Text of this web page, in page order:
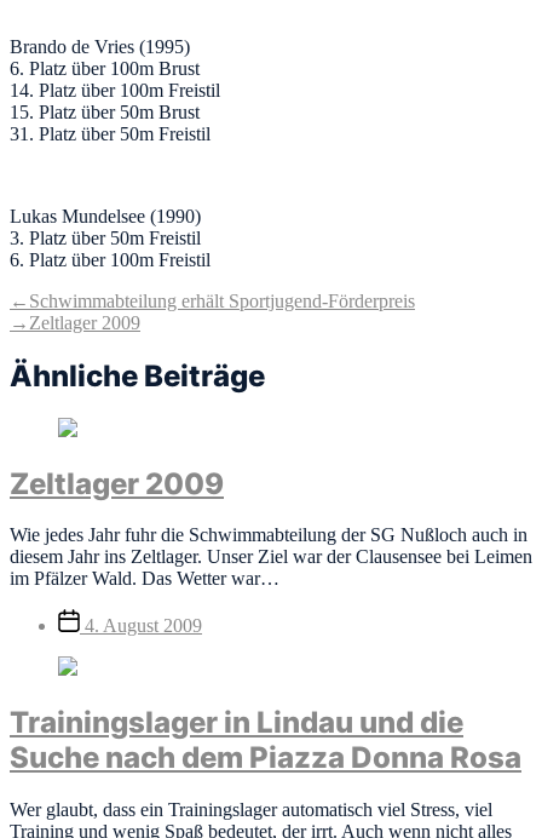
Brando de Vries (1995)
6. Platz über 100m Brust
14. Platz über 100m Freistil
15. Platz über 50m Brust
31. Platz über 50m Freistil
Lukas Mundelsee (1990)
3. Platz über 50m Freistil
6. Platz über 100m Freistil
Beitragsnavigation
← Vorheriger
Beitrag:
Schwimmabteilung erhält Sportjugend-Förderpreis
→ Nächster
Zeltlager 2009
Ähnliche Beiträge
Zeltlager 2009
Wie jedes Jahr fuhr die Schwimmabteilung der SG Nußloch auch in
diesem Jahr ins Zeltlager. Unser Ziel war der Clausensee bei Leimen
im Pfälzer Wald. Das Wetter war…
Veröffentlichungsdatum
4. August 2009
Trainingslager in Lindau und die
Suche nach dem Piazza Donna Rosa
Wer glaubt, dass ein Trainingslager automatisch viel Stress, viel
Training und wenig Spaß bedeutet, der irrt. Auch wenn nicht alles